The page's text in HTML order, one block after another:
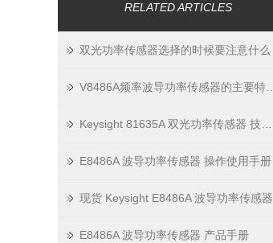
RELATED ARTICLES
双光功率传感器选择的时候要注意什么
E8486A 波导功率传感器 操作使用手册
现货 Keysight E8486A 波导功率传感器
E8486A 波导功率传感器 产品手册